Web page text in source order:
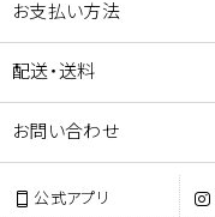
お支払い方法
配送・送料
お問い合わせ
公式アプリ